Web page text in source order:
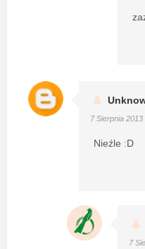
7 Sierpnia 2013
Nieźle :D
7